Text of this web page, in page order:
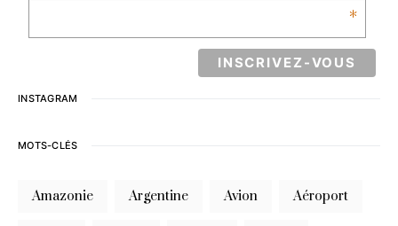
*
INSTAGRAM
MOTS-CLÉS
Amazonie Argentine Avion Aéroport